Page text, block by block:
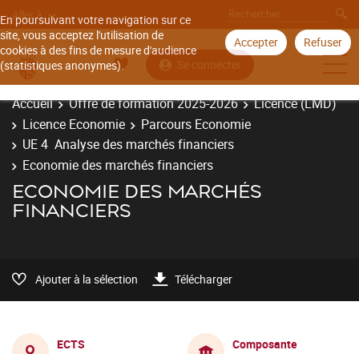
En poursuivant votre navigation sur ce
site, vous acceptez l'utilisation de
cookies à des fins de mesure d'audience
(statistiques anonymes).
Accepter Refuser
Aller à
Se connecter
Accueil Offre de formation 2025-2026
Licence (LMD)
Licence Economie
Parcours Economie
UE 4 Analyse des marchés financiers
Economie des marchés financiers
ECONOMIE DES MARCHÉS
FINANCIERS
Ajouter à la sélection Télécharger
ECTS
Composante